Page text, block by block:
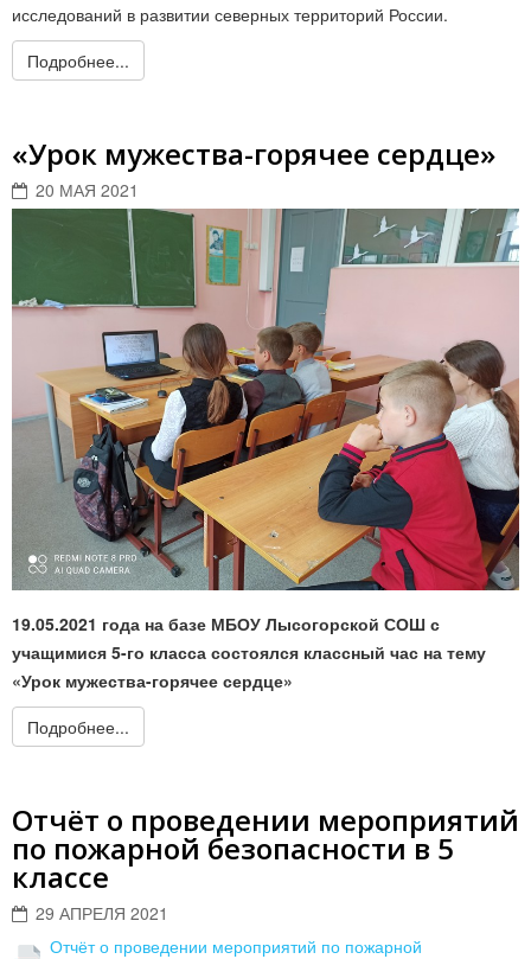
исследований в развитии северных территорий России.
Подробнее...
«Урок мужества-горячее сердце»
20 МАЯ 2021
19.05.2021 года на базе МБОУ Лысогорской СОШ с
учащимися 5-го класса состоялся классный час на тему
«Урок мужества-горячее сердце»
Подробнее...
Отчёт о проведении мероприятий
по пожарной безопасности в 5
классе
29 АПРЕЛЯ 2021
Отчёт о проведении мероприятий по пожарной